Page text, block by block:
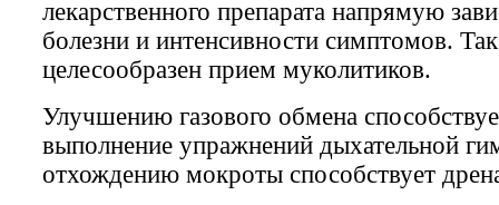
лекарственного препарата напрямую
болезни и интенсивности симптомов.
целесообразен прием муколитиков.
Улучшению газового обмена
выполнение упражнений дыхательной
отхождению мокроты способствует